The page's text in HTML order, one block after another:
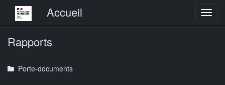
Menu principalAccueil
Rapports
Porte-documents